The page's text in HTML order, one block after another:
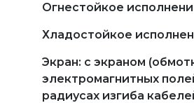
Огнестойкое
Хладостойкое
Экран: с экраном
электромагнитных
радиусах изгиба